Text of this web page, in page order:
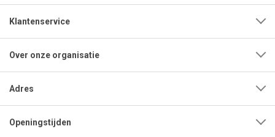
Klantenservice
Over onze organisatie
Adres
Openingstijden